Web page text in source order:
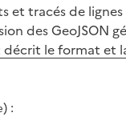
et tracés de
des GeoJSON
le format et
) :